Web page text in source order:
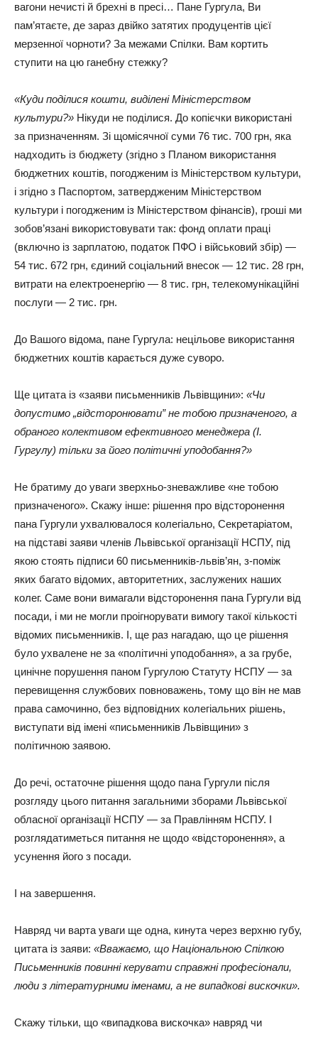
вагони нечисті й брехні в пресі… Пане Гургула, Ви
пам’ятаєте, де зараз двійко затятих продуцентів цієї
мерзенної чорноти? За межами Спілки. Вам кортить
ступити на цю ганебну стежку?
«Куди поділися кошти, виділені Міністерством
культури?» Нікуди не поділися. До копієчки використані
за призначенням. Зі щомісячної суми 76 тис. 700 грн, яка
надходить із бюджету (згідно з Планом використання
бюджетних коштів, погодженим із Міністерством культури,
і згідно з Паспортом, затвердженим Міністерством
культури і погодженим із Міністерством фінансів), гроші ми
зобов’язані використовувати так: фонд оплати праці
(включно із зарплатою, податок ПФО і військовий збір) —
54 тис. 672 грн, єдиний соціальний внесок — 12 тис. 28 грн,
витрати на електроенергію — 8 тис. грн, телекомунікаційні
послуги — 2 тис. грн.
До Вашого відома, пане Гургула: нецільове використання
бюджетних коштів карається дуже суворо.
Ще цитата із «заяви письменників Львівщини»: «Чи
допустимо „відсторонювати” не тобою призначеного, а
обраного колективом ефективного менеджера (І.
Гургулу) тільки за його політичні уподобання?»
Не братиму до уваги зверхньо-зневажливе «не тобою
призначеного». Скажу інше: рішення про відсторонення
пана Гургули ухвалювалося колегіально, Секретаріатом,
на підставі заяви членів Львівської організації НСПУ, під
якою стоять підписи 60 письменників-львів’ян, з-поміж
яких багато відомих, авторитетних, заслужених наших
колег. Саме вони вимагали відсторонення пана Гургули від
посади, і ми не могли проігнорувати вимогу такої кількості
відомих письменників. І, ще раз нагадаю, що це рішення
було ухвалене не за «політичні уподобання», а за грубе,
цинічне порушення паном Гургулою Статуту НСПУ — за
перевищення службових повноважень, тому що він не мав
права самочинно, без відповідних колегіальних рішень,
виступати від імені «письменників Львівщини» з
політичною заявою.
До речі, остаточне рішення щодо пана Гургули після
розгляду цього питання загальними зборами Львівської
обласної організації НСПУ — за Правлінням НСПУ. І
розглядатиметься питання не щодо «відсторонення», а
усунення його з посади.
І на завершення.
Навряд чи варта уваги ще одна, кинута через верхню губу,
цитата із заяви: «Вважаємо, що Національною Спілкою
Письменників повинні керувати справжні професіонали,
люди з літературними іменами, а не випадкові вискочки».
Скажу тільки, що «випадкова вискочка» навряд чи